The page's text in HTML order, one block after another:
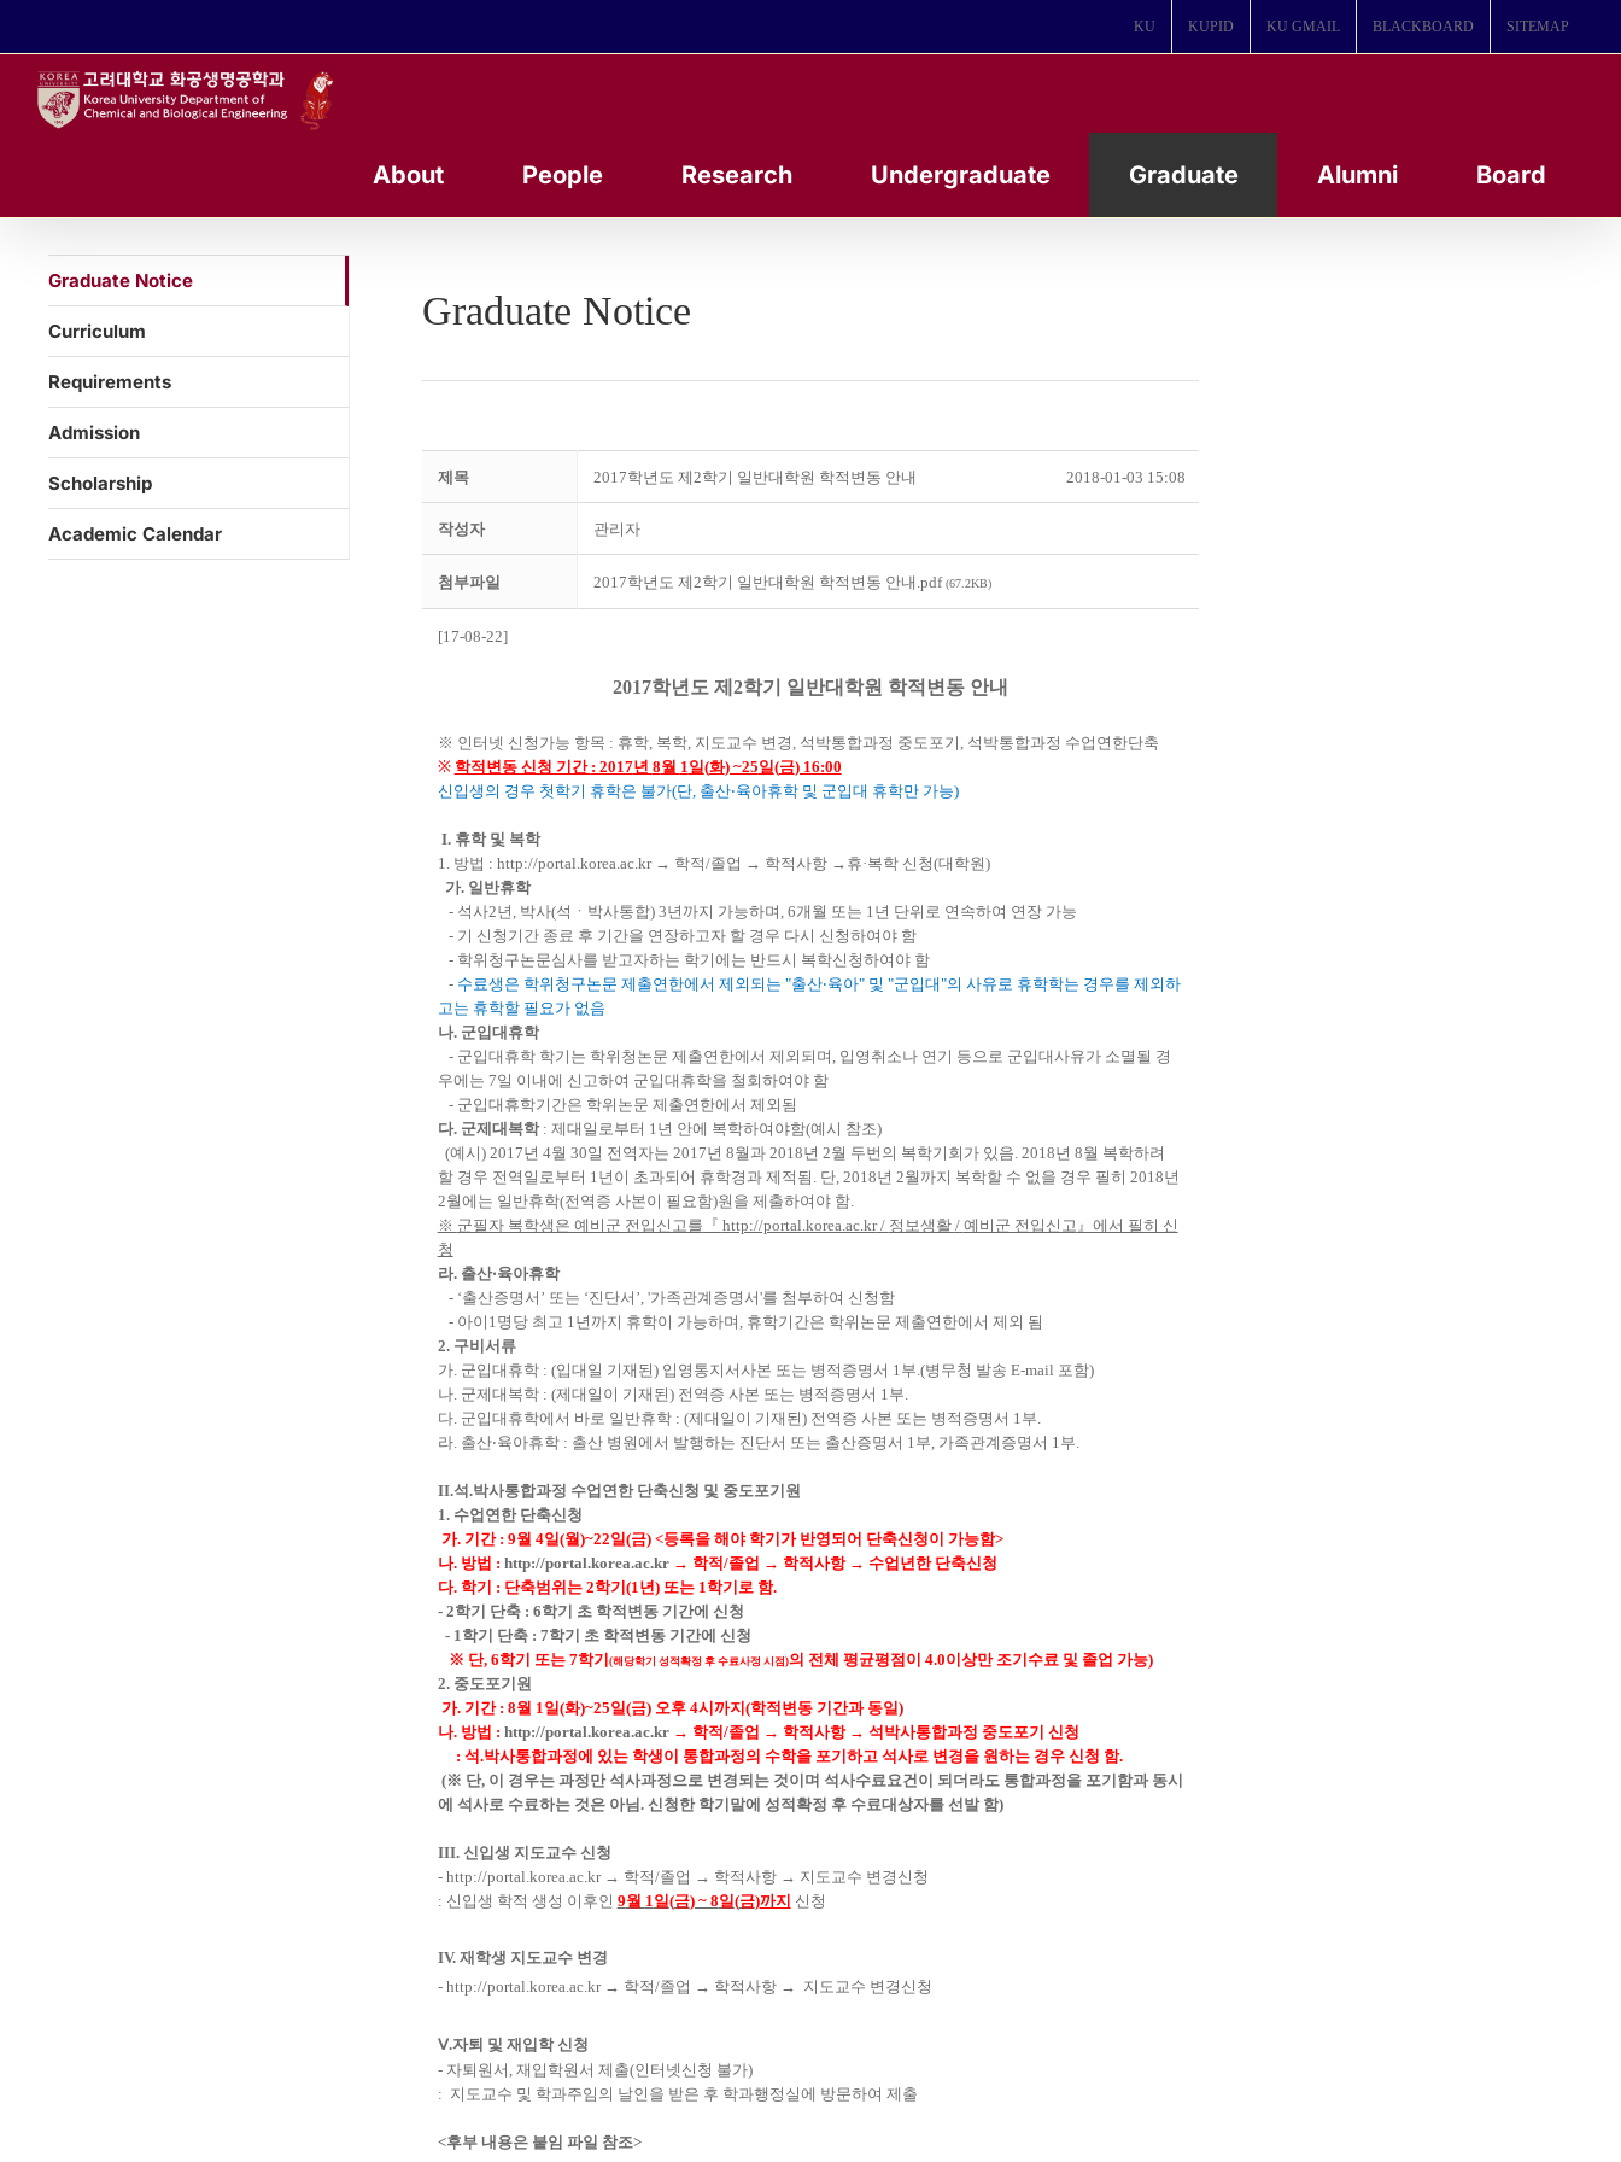
KU KUPID KU GMAIL BLACKBOARD SITEMAP
About People Research Undergraduate Graduate Alumni Board
Graduate Notice
제목 2017학년도 제2학기 일반대학원 학적변동 안내 2018-01-03 15:08
작성자 관리자
첨부파일 2017학년도 제2학기 일반대학원 학적변동 안내.pdf(67.2KB)
[17-08-22]
2017학년도 제 2학기 일반대학원 학적변동 안내
※ 인터넷 신청가능 항목 : 휴학, 복학, 지도교수 변경 석박통합과정 중도포기 석박통합과정 수업연한단축
※ 학적변동 신청 기간 : 2017년 8월 1 일 (화) ~25일 (금) 16:00
신입생의 경우 첫학기 휴학은 불가(단, 출산‧육아휴학 및 군입대 휴학만 가능)
I. 휴학 및 복학
1. 방법 : http://portal.korea.ac.kr → 학적/졸업 → 학적사항 → 휴·복학 신청(대학원)
가. 일반휴학
- 석사2년 박사(석 ㆍ 박사통합) 3년까지 가능하며 , 6개월 또는 1 년 단위로 연속하여 연장 가능
- 기 신청기간 종료 후 기간을 연장하고자 할 경우 다시 신청하여야 함
- 학위청구논문심사를 받고자하는 학기에는 반드시 복학신청하여야 함
- 수료생은 학위청구논문 제출연한에서 제외되는 "출산‧육아" 및 "군입대"의 사유로 휴학학는 경우를 제외하
고는 휴학할 필요가 없음
나. 군입대휴학
- 군입대휴학 학기는 학위청논문 제출연한에서 제외되며 입영취소나 연기 등으로 군입대사유가 소멸될 경
우에는 7일 이내에 신고하여 군입대휴학을 철회하여야 함
- 군입대휴학기간은 학위논문 제출연한에서 제외됨
다. 군제대복학 : 제대일로부터 1 년 안에 복학하여야함(예시 참조)
(예시) 2017년 4월 30일 전역자는 2017년 8월과 2018년 2월 두번의 복학기회가 있음 . 2018년 8월 복학하려
할 경우 전역일로부터 1 년이 초과되어 휴학경과 제적됨 단, 2018년 2월까지 복학할 수 없을 경우 필히 2018년
2월에는 일반휴학(전역증 사본이 필요함)원을 제출하여야 함.
※ 군필자 복학생은 예비군 전입신고를 『 http://portal.korea.ac.kr/ 정보생활 / 예비군 전입신고 』에서 필히 신
청
라. 출산‧육아휴학
- ‘출산증명서 ’ 또는 ‘진단서 ’, '가족관계증명서'를 첨부하여 신청함
- 아이 1 명당 최고 1 년까지 휴학이 가능하며 휴학기간은 학위논문 제출연한에서 제외 됨
2. 구비서류
가. 군입대휴학 : (입대일 기재된) 입영통지서사본 또는 병적증명서 1 부 .(병무청 발송 E-mail 포함)
나. 군제대복학 : (제대일이 기재된) 전역증 사본 또는 병적증명서 1 부
다. 군입대휴학에서 바로 일반휴학 : (제대일이 기재된) 전역증 사본 또는 병적증명서 1 부
라. 출산‧육아휴학 : 출산 병원에서 발행하는 진단서 또는 출산증명서 1 부 가족관계증명서 1 부
II.석 .박사통합과정 수업연한 단축신청 및 중도포기원
1. 수업연한 단축신청
가. 기간 : 9월 4일 (월 )~22일 (금) <등록을 해야 학기가 반영되어 단축신청이 가능함>
나. 방법 : http://portal.korea.ac.kr → 학적 /졸업 → 학적사항 → 수업년한 단축신청
다. 학기 : 단축범위는 2학기 (1 년 ) 또는 1 학기로 함.
- 2학기 단축 : 6학기 초 학적변동 기간에 신청
- 1 학기 단축 : 7학기 초 학적변동 기간에 신청
※ 단, 6학기 또는 7학기 (해당학기 성적확정 후 수료사정 시점 )의 전체 평균평점이 4.0이상만 조기수료 및 졸업 가능)
2. 중도포기원
가. 기간 : 8월 1 일 (화)~25일 (금) 오후 4시까지 (학적변동 기간과 동일 )
나. 방법 : http://portal.korea.ac.kr → 학적 /졸업 → 학적사항 → 석박사통합과정 중도포기 신청
: 석 .박사통합과정에 있는 학생이 통합과정의 수학을 포기하고 석사로 변경을 원하는 경우 신청 함.
(※ 단, 이 경우는 과정만 석사과정으로 변경되는 것이며 석사수료요건이 되더라도 통합과정을 포기함과 동시
에 석사로 수료하는 것은 아님 . 신청한 학기말에 성적확정 후 수료대상자를 선발 함)
III. 신입생 지도교수 신청
- http://portal.korea.ac.kr → 학적/졸업 → 학적사항 → 지도교수 변경신청
: 신입생 학적 생성 이후인 9월 1 일 (금) ~ 8일 (금)까지 신청
IV. 재학생 지도교수 변경
- http://portal.korea.ac.kr → 학적/졸업 → 학적사항 → 지도교수 변경신청
Ⅴ.자퇴 및 재입학 신청
- 자퇴원서 재입학원서 제출(인터넷신청 불가)
: 지도교수 및 학과주임의 날인을 받은 후 학과행정실에 방문하여 제출
<후부 내용은 붙임 파일 참조>
Graduate Notice
Curriculum
Requirements
Admission
Scholarship
Academic Calendar